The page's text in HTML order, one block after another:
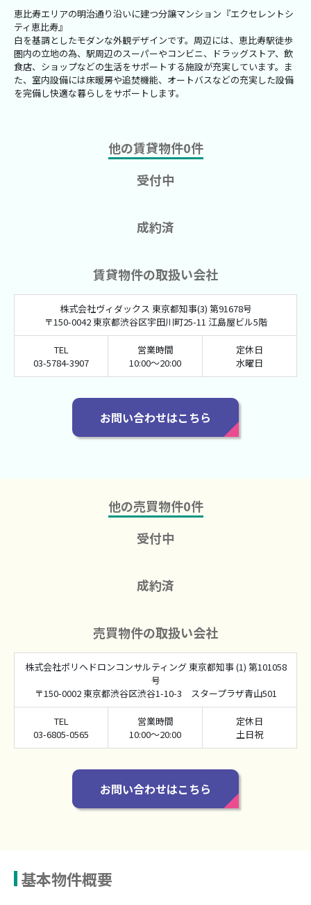
恵比寿エリアの明治通り沿いに建つ分譲マンション『エクセレントシ
ティ恵比寿』
白を基調としたモダンな外観デザインです。周辺には、恵比寿駅徒歩
圏内の立地の為、駅周辺のスーパーやコンビニ、ドラッグストア、飲
食店、ショップなどの生活をサポートする施設が充実しています。ま
た、室内設備には床暖房や追焚機能、オートバスなどの充実した設備
を完備し快適な暮らしをサポートします。
他の賃貸物件0件
受付中
成約済
賃貸物件の取扱い会社
株式会社ヴィダックス 東京都知事(3) 第91678号
〒150-0042 東京都渋谷区宇田川町25-11 江島屋ビル5階
TEL
03-5784-3907
営業時間
10:00～20:00
定休日
水曜日
お問い合わせはこちら
他の売買物件0件
受付中
成約済
売買物件の取扱い会社
株式会社ポリヘドロンコンサルティング 東京都知事 (1) 第101058
号
〒150-0002 東京都渋谷区渋谷1-10-3 スタープラザ青山501
TEL
03-6805-0565
営業時間
10:00～20:00
定休日
土日祝
お問い合わせはこちら
基本物件概要